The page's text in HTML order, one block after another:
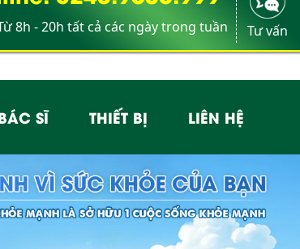
8h - 20h tất cả các ngày trong tuần Tư vấn
SĨ THIẾT BỊ LIÊN HỆ